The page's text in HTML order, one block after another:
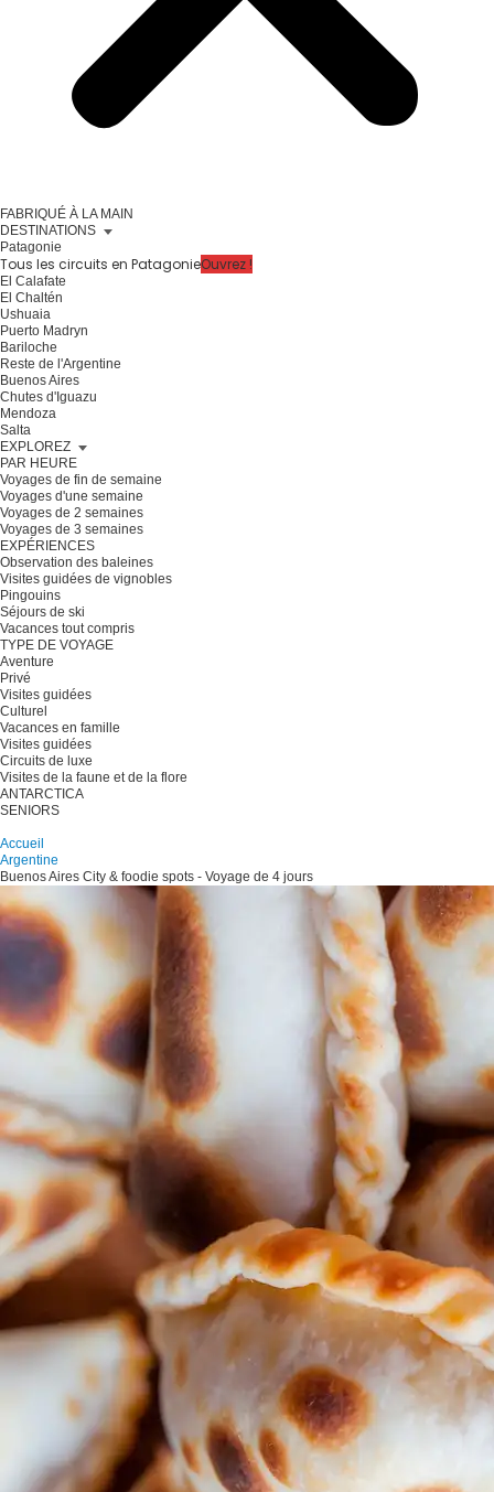
FABRIQUÉ À LA MAIN
DESTINATIONS
Patagonie
Tous les circuits en PatagonieOuvrez !
El Calafate
El Chaltén
Ushuaia
Puerto Madryn
Bariloche
Reste de l'Argentine
Buenos Aires
Chutes d'Iguazu
Mendoza
Salta
EXPLOREZ
PAR HEURE
Voyages de fin de semaine
Voyages d'une semaine
Voyages de 2 semaines
Voyages de 3 semaines
EXPÉRIENCES
Observation des baleines
Visites guidées de vignobles
Pingouins
Séjours de ski
Vacances tout compris
TYPE DE VOYAGE
Aventure
Privé
Visites guidées
Culturel
Vacances en famille
Visites guidées
Circuits de luxe
Visites de la faune et de la flore
ANTARCTICA
SENIORS
Accueil
Argentine
Buenos Aires City & foodie spots - Voyage de 4 jours